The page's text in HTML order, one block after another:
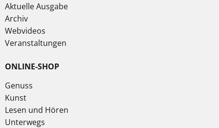
Aktuelle Ausgabe
Archiv
Webvideos
Veranstaltungen
ONLINE-SHOP
Genuss
Kunst
Lesen und Hören
Unterwegs